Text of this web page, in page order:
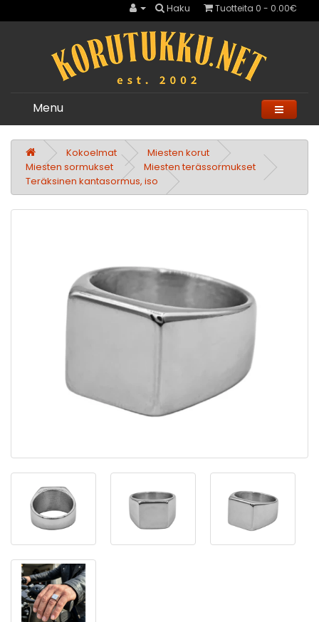
Haku Tuotteita 0 - 0.00€
Menu
Kokoelmat
Miesten korut
Miesten sormukset
Miesten terässormukset
Teräksinen kantasormus, iso